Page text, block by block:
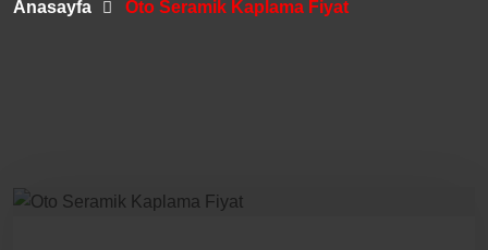
Anasayfa Oto Seramik Kaplama Fiyat